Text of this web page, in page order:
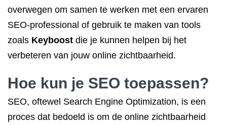
overwegen om samen te werken met een ervaren
SEO-professional of gebruik te maken van tools
zoals Keyboost die je kunnen helpen bij het
verbeteren van jouw online zichtbaarheid.
Hoe kun je SEO toepassen?
SEO, oftewel Search Engine Optimization, is een
proces dat bedoeld is om de online zichtbaarheid